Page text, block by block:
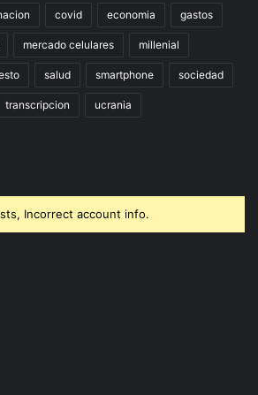
covid economia gastos
mercado celulares millenial
salud smartphone sociedad
transcripcion ucrania
Incorrect account info.